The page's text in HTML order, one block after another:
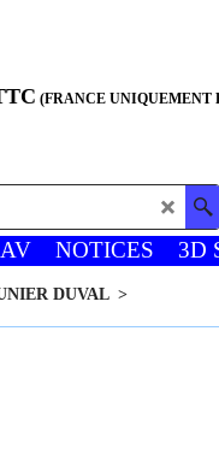
(FRANCE UNIQUEMENT
NOTICES 3D
DUVAL>